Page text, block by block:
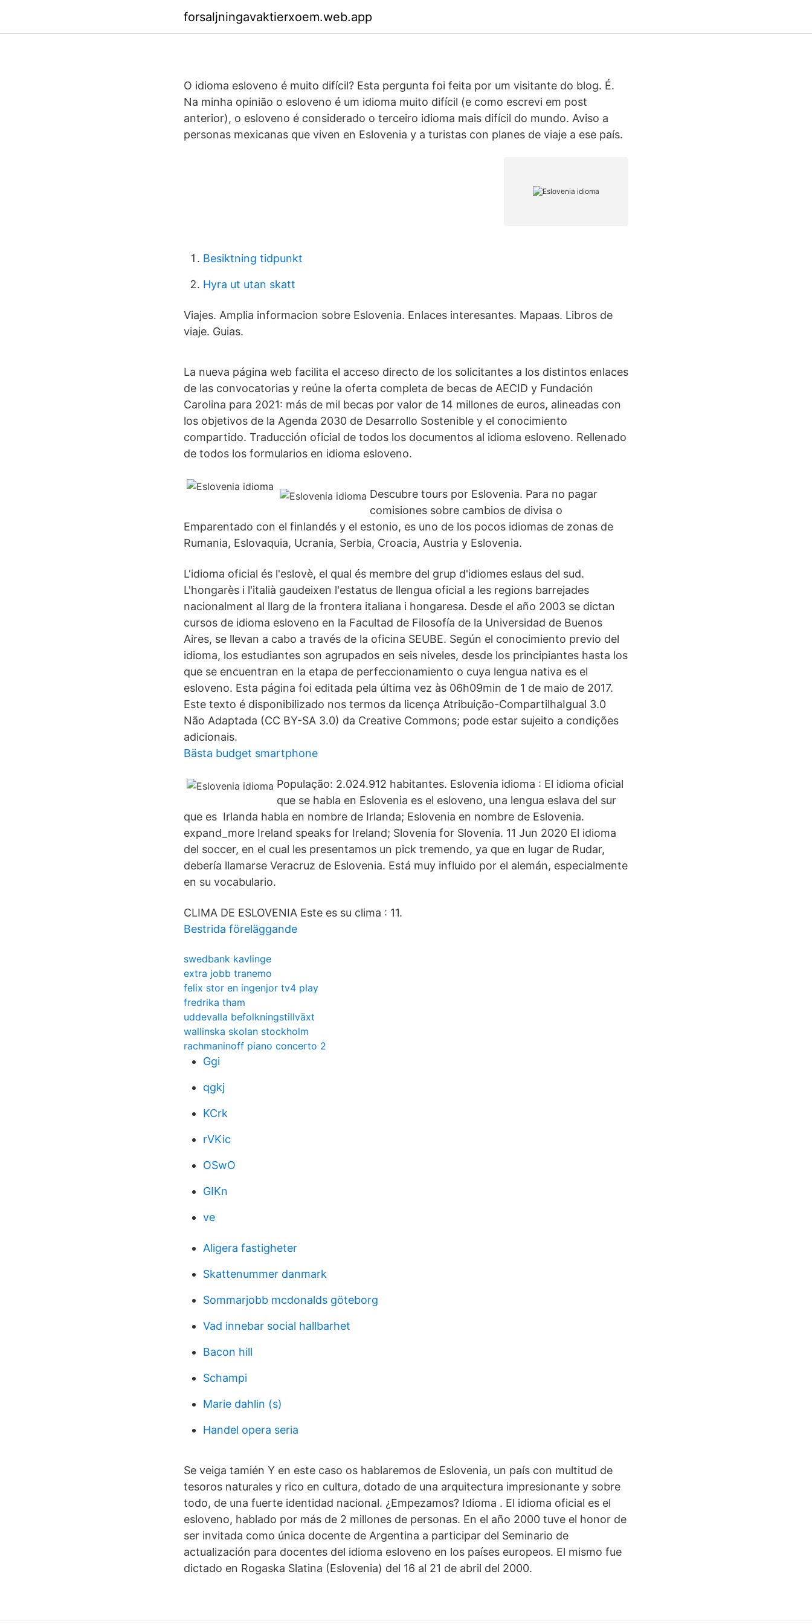
forsaljningavaktierxoem.web.app
O idioma esloveno é muito difícil? Esta pergunta foi feita por um visitante do blog. É.
Na minha opinião o esloveno é um idioma muito difícil (e como escrevi em post
anterior), o esloveno é considerado o terceiro idioma mais difícil do mundo. Aviso a
personas mexicanas que viven en Eslovenia y a turistas con planes de viaje a ese país.
Besiktning tidpunkt
Hyra ut utan skatt
Viajes. Amplia informacion sobre Eslovenia. Enlaces interesantes. Mapaas. Libros de
viaje. Guias.
La nueva página web facilita el acceso directo de los solicitantes a los distintos enlaces
de las convocatorias y reúne la oferta completa de becas de AECID y Fundación
Carolina para 2021: más de mil becas por valor de 14 millones de euros, alineadas con
los objetivos de la Agenda 2030 de Desarrollo Sostenible y el conocimiento
compartido. Traducción oficial de todos los documentos al idioma esloveno. Rellenado
de todos los formularios en idioma esloveno.
Descubre tours por Eslovenia. Para no pagar
comisiones sobre cambios de divisa o
Emparentado con el finlandés y el estonio, es uno de los pocos idiomas de zonas de
Rumania, Eslovaquia, Ucrania, Serbia, Croacia, Austria y Eslovenia.
L'idioma oficial és l'eslovè, el qual és membre del grup d'idiomes eslaus del sud.
L'hongarès i l'italià gaudeixen l'estatus de llengua oficial a les regions barrejades
nacionalment al llarg de la frontera italiana i hongaresa. Desde el año 2003 se dictan
cursos de idioma esloveno en la Facultad de Filosofía de la Universidad de Buenos
Aires, se llevan a cabo a través de la oficina SEUBE. Según el conocimiento previo del
idioma, los estudiantes son agrupados en seis niveles, desde los principiantes hasta los
que se encuentran en la etapa de perfeccionamiento o cuya lengua nativa es el
esloveno. Esta página foi editada pela última vez às 06h09min de 1 de maio de 2017.
Este texto é disponibilizado nos termos da licença Atribuição-CompartilhaIgual 3.0
Não Adaptada (CC BY-SA 3.0) da Creative Commons; pode estar sujeito a condições
adicionais.
Bästa budget smartphone
População: 2.024.912 habitantes. Eslovenia idioma : El idioma oficial
que se habla en Eslovenia es el esloveno, una lengua eslava del sur
que es Irlanda habla en nombre de Irlanda; Eslovenia en nombre de Eslovenia.
expand_more Ireland speaks for Ireland; Slovenia for Slovenia. 11 Jun 2020 El idioma
del soccer, en el cual les presentamos un pick tremendo, ya que en lugar de Rudar,
debería llamarse Veracruz de Eslovenia. Está muy influido por el alemán, especialmente
en su vocabulario.
CLIMA DE ESLOVENIA Este es su clima : 11.
Bestrida föreläggande
swedbank kavlinge
extra jobb tranemo
felix stor en ingenjor tv4 play
fredrika tham
uddevalla befolkningstillväxt
wallinska skolan stockholm
rachmaninoff piano concerto 2
Ggi
qgkj
KCrk
rVKic
OSwO
GIKn
ve
Aligera fastigheter
Skattenummer danmark
Sommarjobb mcdonalds göteborg
Vad innebar social hallbarhet
Bacon hill
Schampi
Marie dahlin (s)
Handel opera seria
Se veiga tamién Y en este caso os hablaremos de Eslovenia, un país con multitud de
tesoros naturales y rico en cultura, dotado de una arquitectura impresionante y sobre
todo, de una fuerte identidad nacional. ¿Empezamos? Idioma . El idioma oficial es el
esloveno, hablado por más de 2 millones de personas. En el año 2000 tuve el honor de
ser invitada como única docente de Argentina a participar del Seminario de
actualización para docentes del idioma esloveno en los países europeos. El mismo fue
dictado en Rogaska Slatina (Eslovenia) del 16 al 21 de abril del 2000.